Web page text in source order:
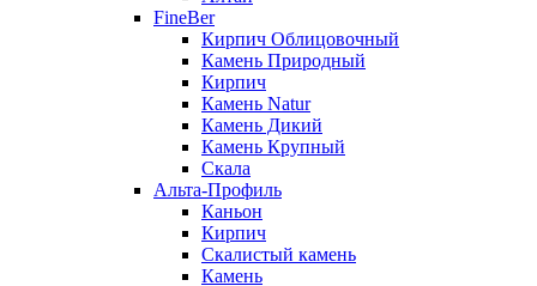
FineBer
Кирпич Облицовочный
Камень Природный
Кирпич
Камень Natur
Камень Дикий
Камень Крупный
Скала
Альта-Профиль
Каньон
Кирпич
Скалистый камень
Камень